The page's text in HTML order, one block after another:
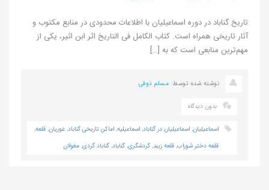
تاریخ گناباد در دوره اسماعیلیان با اطلاعات محدودی در منابع مکتوب و
آثار تاریخی همراه است. کتاب الکامل فی التاریخ اثر ابن اثیر، یکی از
مهم‌ترین منابعی است که به […]
نوشته شده توسط: مسلم ذوقی
بدون دیدگاه
اسماعیلیان, اسماعیلیان در گناباد, اسماعیلیه, اماکن تاریخی گناباد, غوریان, قلعه,
قلعه دختر شوراب, قلعه زیبد, گردشگری, گناباد, گناباد گردی, مغولان